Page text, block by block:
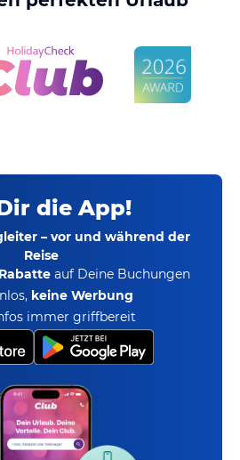
die App!
– vor und während der
Reise
auf Deine Buchungen
keine Werbung
immer griffbereit